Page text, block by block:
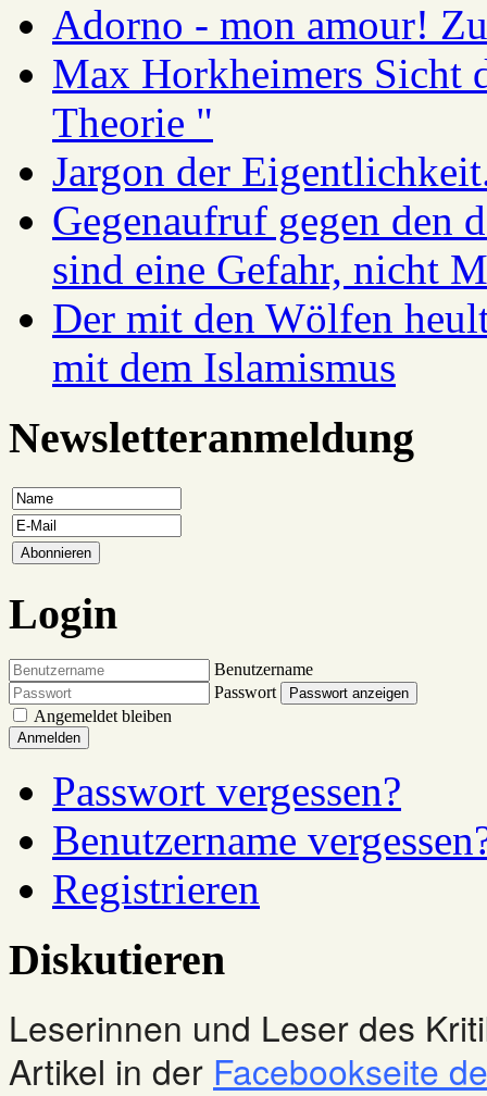
Adorno - mon amour!
Max Horkheimers Sicht
Theorie "
Jargon der
Gegenaufruf gegen den
sind eine Gefahr, nicht
Der mit den Wölfen
mit dem Islamismus
Newsletteranmeldung
Login
Benutzername
Passwort
Passwort anzeigen
Angemeldet bleiben
Anmelden
Passwort vergessen?
Benutzername
Registrieren
Diskutieren
Leserinnen und Leser des
Artikel in der Facebookseite